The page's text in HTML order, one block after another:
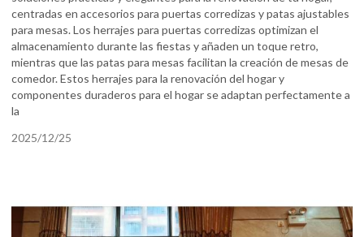
centradas en accesorios para puertas corredizas y patas ajustables
para mesas. Los herrajes para puertas corredizas optimizan el
almacenamiento durante las fiestas y añaden un toque retro,
mientras que las patas para mesas facilitan la creación de mesas de
comedor. Estos herrajes para la renovación del hogar y
componentes duraderos para el hogar se adaptan perfectamente a
la
2025/12/25